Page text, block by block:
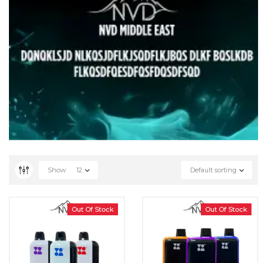
Default sorting
Show 12
Out Of Stock Out Of Stock